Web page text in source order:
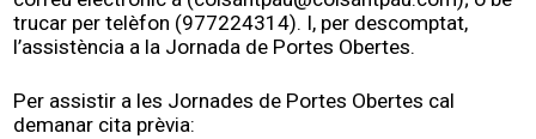
trucar per telèfon (977224314). I, per descomptat,
l’assistència a la Jornada de Portes Obertes.
Per assistir a les Jornades de Portes Obertes cal
demanar cita prèvia: